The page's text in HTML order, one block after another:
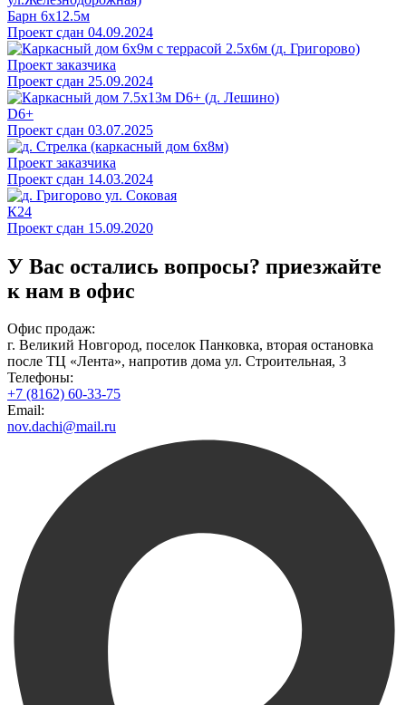
Барн 6х12.5м
Проект сдан 04.09.2024
Проект заказчика
Проект сдан 25.09.2024
D6+
Проект сдан 03.07.2025
Проект заказчика
Проект сдан 14.03.2024
К24
Проект сдан 15.09.2020
У Вас остались вопросы? приезжайте
к нам в офис
Офис продаж:
г. Великий Новгород, поселок Панковка, вторая остановка
после ТЦ «Лента», напротив дома ул. Строительная, 3
Телефоны:
+7 (8162) 60-33-75
Email:
nov.dachi@mail.ru